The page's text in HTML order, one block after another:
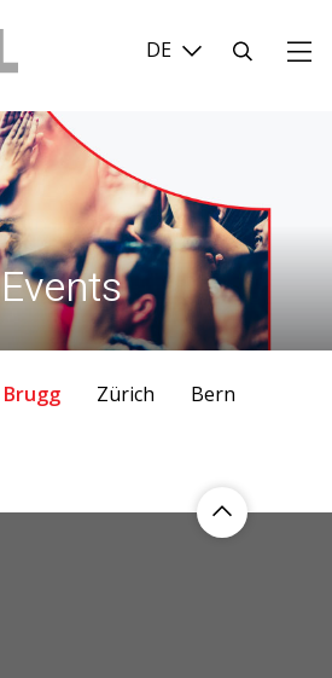
Suchen
Events
Brugg Zürich
Bern